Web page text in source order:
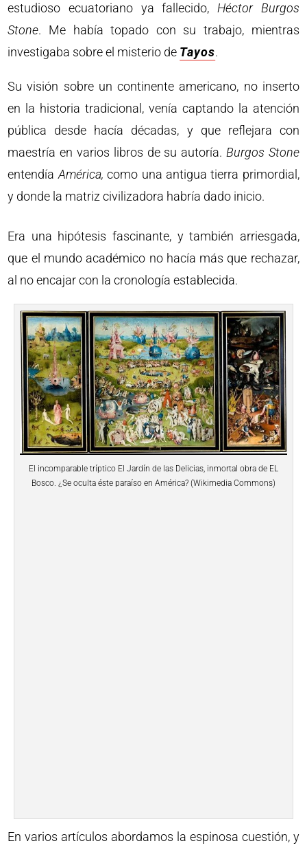
estudioso ecuatoriano ya fallecido,Héctor Burgos
Stone. Me había topado con su trabajo, mientras
investigaba sobre el misterio de Tayos.
Su visión sobre un continente americano, no inserto
en la historia tradicional, venía captando la atención
pública desde hacía décadas, y que reflejara con
maestría en varios libros de su autoría. Burgos Stone
entendíaAmérica, como una antigua tierra primordial,
y donde la matriz civilizadora habría dado inicio.
Era una hipótesis fascinante, y también arriesgada,
que el mundo académico no hacía más que rechazar,
al no encajar con la cronología establecida.
El incomparable tríptico El Jardín de las Delicias, inmortal obra de EL
Bosco. ¿Se oculta éste paraíso en América? (Wikimedia Commons)
En varios artículos abordamos la espinosa cuestión, y